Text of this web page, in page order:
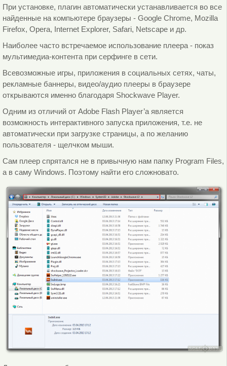
При установке, плагин автоматически устанавливается во все
найденные на компьютере браузеры - Google Chrome, Mozilla
Firefox, Opera, Internet Explorer, Safari, Netscape и др.
Наиболее часто встречаемое использование плеера - показ
мультимедиа-контента при серфинге в сети.
Всевозможные игры, приложения в социальных сетях, чаты,
рекламные баннеры, видео/аудио плееры в браузере
открываются именно благодаря Shockwave Player.
Одним из отличий от Adobe Flash Player’а является
возможность интерактивного запуска приложения, т.е. не
автоматически при загрузке страницы, а по желанию
пользователя - щелчком мыши.
Сам плеер спрятался не в привычную нам папку Program Files,
а в саму Windows. Поэтому найти его сложновато.